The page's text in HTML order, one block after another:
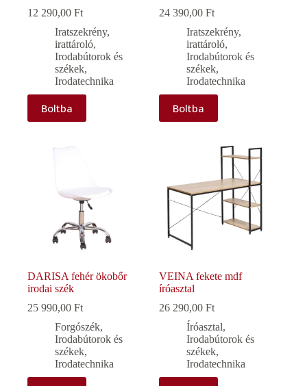
12 290,00 Ft
Iratszekrény,
irattároló,
Irodabútorok és
székek,
Irodatechnika
Boltba
24 390,00Ft
Iratszekrény,
irattároló,
Irodabútorok és
székek,
Irodatechnika
Boltba
DARISA fehér ökobőr
irodai szék
25 990,00 Ft
Forgószék,
Irodabútorok és
székek,
Irodatechnika
VEINA fekete mdf
íróasztal
26 290,00Ft
Íróasztal,
Irodabútorok és
székek,
Irodatechnika